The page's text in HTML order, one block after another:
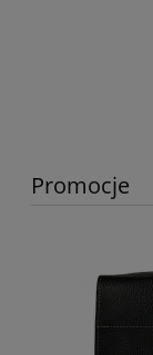
Promocje